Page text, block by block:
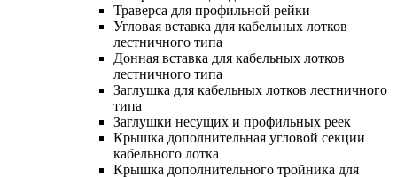
Траверса для профильной рейки
Угловая вставка для кабельных лотков
лестничного типа
Донная вставка для кабельных лотков
лестничного типа
Заглушка для кабельных лотков лестничного
типа
Заглушки несущих и профильных реек
Крышка дополнительная угловой секции
кабельного лотка
Крышка дополнительного тройника для